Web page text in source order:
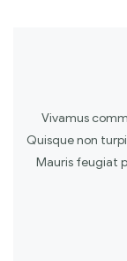
Vivamus
Quisque non
Mauris feugiat